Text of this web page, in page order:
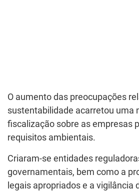
O aumento das preocupações
sustentabilidade acarretou uma
fiscalização sobre as empresas
requisitos ambientais.
Criaram-se entidades
governamentais, bem como a
legais apropriados e a vigilância